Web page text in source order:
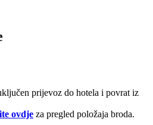
prijevoz do hotela i povrat iz
ovdje za pregled položaja broda.